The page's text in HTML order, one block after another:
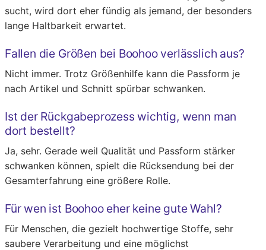
sucht, wird dort eher fündig als jemand, der besonders
lange Haltbarkeit erwartet.
Fallen die Größen bei Boohoo verlässlich aus?
Nicht immer. Trotz Größenhilfe kann die Passform je
nach Artikel und Schnitt spürbar schwanken.
Ist der Rückgabeprozess wichtig, wenn man
dort bestellt?
Ja, sehr. Gerade weil Qualität und Passform stärker
schwanken können, spielt die Rücksendung bei der
Gesamterfahrung eine größere Rolle.
Für wen ist Boohoo eher keine gute Wahl?
Für Menschen, die gezielt hochwertige Stoffe, sehr
saubere Verarbeitung und eine möglichst